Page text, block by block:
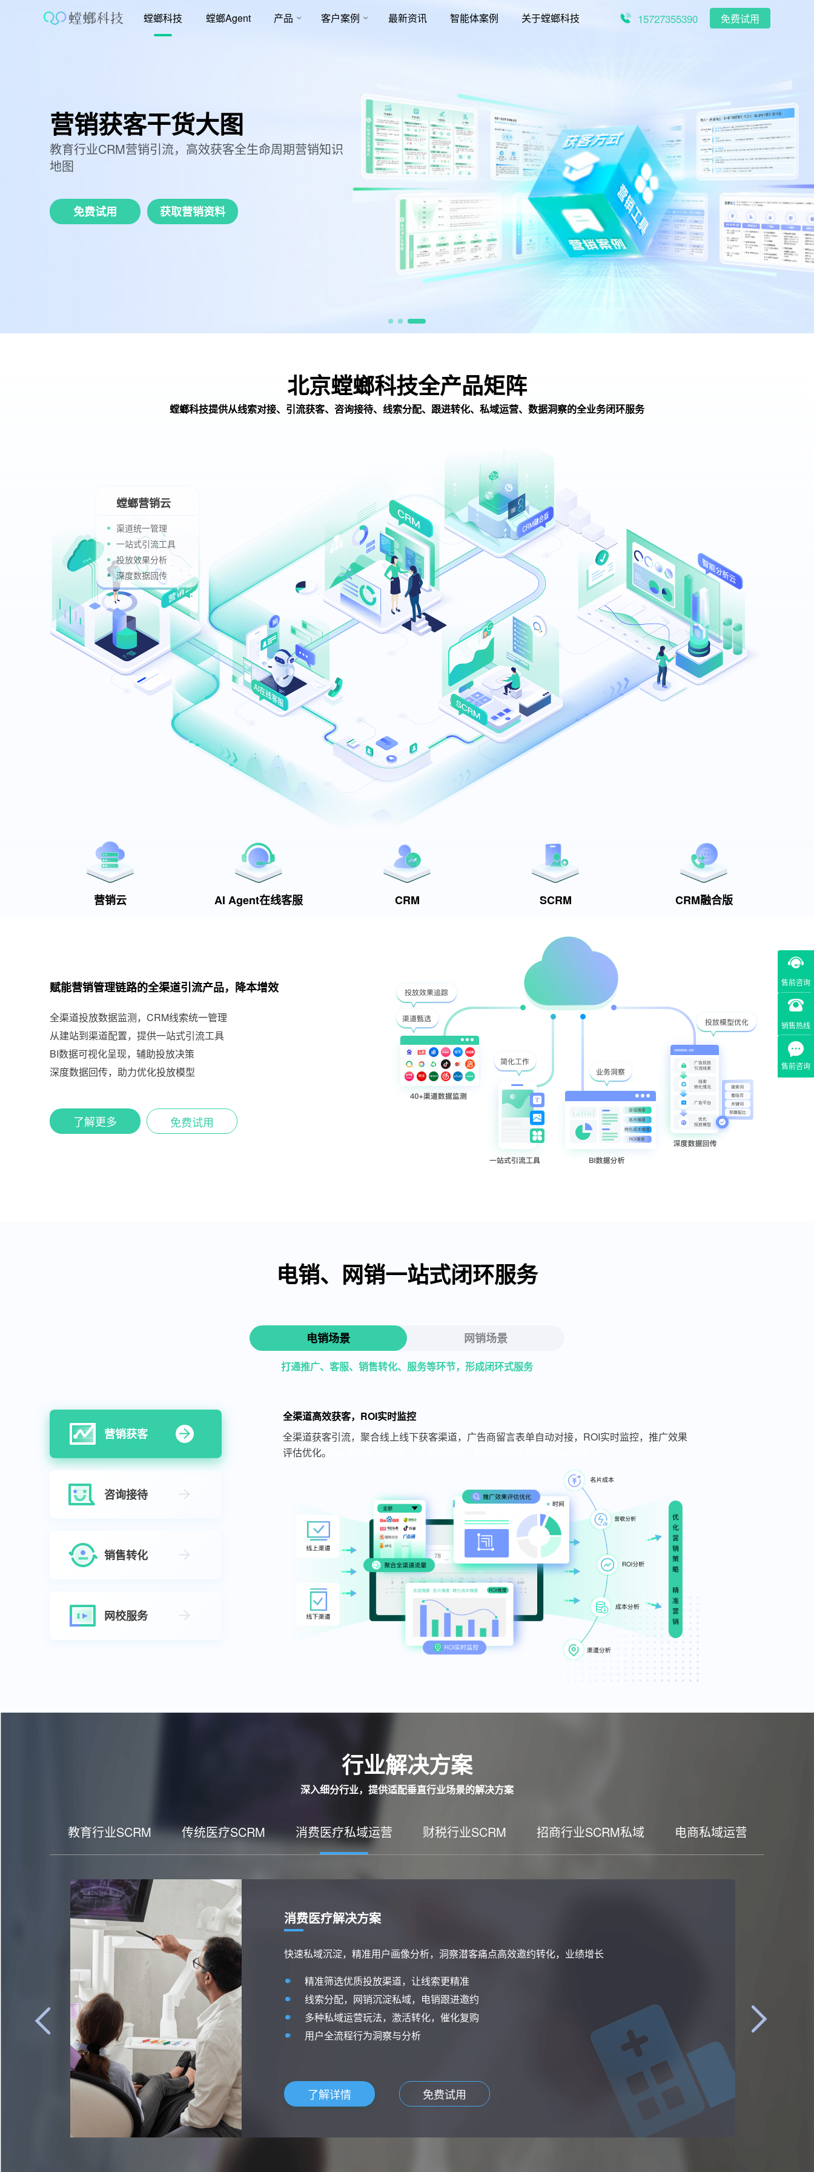
螳螂科技 螳螂Agent 产品 客户案例 最新资讯 智能体案例 关于螳螂科技 15727355390 免费试用
售前咨询
销售热线
售前咨询
营销获客干货大图
教育行业CRM营销引流，高效获客全生命周期营销知识
地图
免费试用 获取营销资料
北京螳螂科技全产品矩阵
螳螂科技提供从线索对接、引流获客、咨询接待、线索分配、跟进转化、私域运营、数据洞察的全业务闭环服务
螳螂营销云
渠道统一管理
一站式引流工具
投放效果分析
深度数据回传
营销云 AI Agent在线客服 CRM SCRM CRM融合版
赋能营销管理链路的全渠道引流产品，降本增效
全渠道投放数据监测，CRM线索统一管理
从建站到渠道配置，提供一站式引流工具
BI数据可视化呈现，辅助投放决策
深度数据回传，助力优化投放模型
了解更多 免费试用
电销、网销一站式闭环服务
电销场景 网销场景
打通推广、客服、销售转化、服务等环节，形成闭环式服务
营销获客
咨询接待
销售转化
网校服务
全渠道高效获客，ROI实时监控
全渠道获客引流，聚合线上线下获客渠道，广告商留言表单自动对接，ROI实时监控，推广效果
评估优化。
行业解决方案
深入细分行业，提供适配垂直行业场景的解决方案
教育行业SCRM 传统医疗SCRM 消费医疗私域运营 财税行业SCRM 招商行业SCRM私域 电商私域运营工具
消费医疗解决方案
快速私域沉淀，精准用户画像分析，洞察潜客痛点高效邀约转化，业绩增长
精准筛选优质投放渠道，让线索更精准
线索分配，网销沉淀私域，电销跟进邀约
多种私域运营玩法，激活转化，催化复购
用户全流程行为洞察与分析
了解详情 免费试用